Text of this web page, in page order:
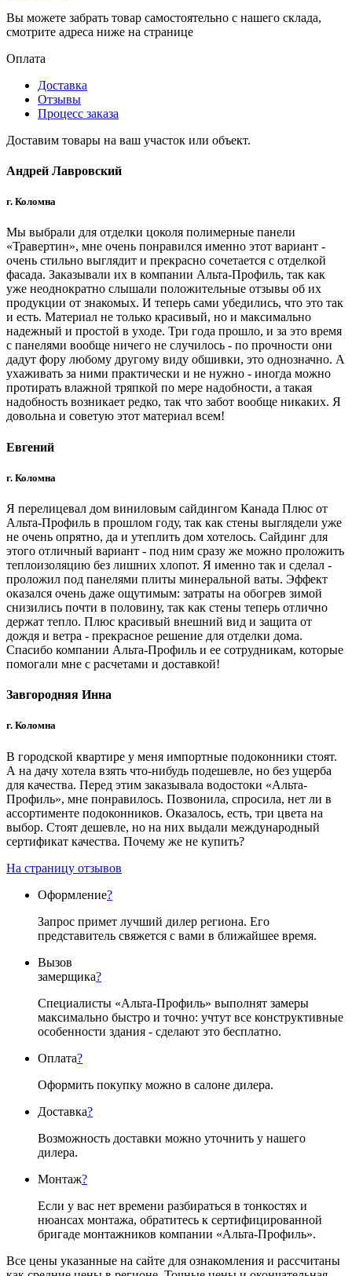
Вы можете забрать товар самостоятельно с нашего склада,
смотрите адреса ниже на странице
Оплата
Доставка
Отзывы
Процесс заказа
Доставим товары на ваш участок или объект.
Андрей Лавровский
г. Коломна
Мы выбрали для отделки цоколя полимерные панели
«Травертин», мне очень понравился именно этот вариант -
очень стильно выглядит и прекрасно сочетается с отделкой
фасада. Заказывали их в компании Альта-Профиль, так как
уже неоднократно слышали положительные отзывы об их
продукции от знакомых. И теперь сами убедились, что это так
и есть. Материал не только красивый, но и максимально
надежный и простой в уходе. Три года прошло, и за это время
с панелями вообще ничего не случилось - по прочности они
дадут фору любому другому виду обшивки, это однозначно. А
ухаживать за ними практически и не нужно - иногда можно
протирать влажной тряпкой по мере надобности, а такая
надобность возникает редко, так что забот вообще никаких. Я
довольна и советую этот материал всем!
Евгений
г. Коломна
Я перелицевал дом виниловым сайдингом Канада Плюс от
Альта-Профиль в прошлом году, так как стены выглядели уже
не очень опрятно, да и утеплить дом хотелось. Сайдинг для
этого отличный вариант - под ним сразу же можно проложить
теплоизоляцию без лишних хлопот. Я именно так и сделал -
проложил под панелями плиты минеральной ваты. Эффект
оказался очень даже ощутимым: затраты на обогрев зимой
снизились почти в половину, так как стены теперь отлично
держат тепло. Плюс красивый внешний вид и защита от
дождя и ветра - прекрасное решение для отделки дома.
Спасибо компании Альта-Профиль и ее сотрудникам, которые
помогали мне с расчетами и доставкой!
Завгородняя Инна
г. Коломна
В городской квартире у меня импортные подоконники стоят.
А на дачу хотела взять что-нибудь подешевле, но без ущерба
для качества. Перед этим заказывала водостоки «Альта-
Профиль», мне понравилось. Позвонила, спросила, нет ли в
ассортименте подоконников. Оказалось, есть, три цвета на
выбор. Стоят дешевле, но на них выдали международный
сертификат качества. Почему же не купить?
На страницу отзывов
Оформление?
Запрос примет лучший дилер региона. Его
представитель свяжется с вами в ближайшее время.
Вызов
замерщика?
Специалисты «Альта-Профиль» выполнят замеры
максимально быстро и точно: учтут все конструктивные
особенности здания - сделают это бесплатно.
Оплата?
Оформить покупку можно в салоне дилера.
Доставка?
Возможность доставки можно уточнить у нашего
дилера.
Монтаж?
Если у вас нет времени разбираться в тонкостях и
нюансах монтажа, обратитесь к сертифицированной
бригаде монтажников компании «Альта-Профиль».
Все цены указанные на сайте для ознакомления и рассчитаны